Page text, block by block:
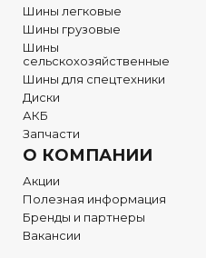
Шины легковые
Шины грузовые
Шины
сельскохозяйственные
Шины для спецтехники
Диски
АКБ
Запчасти
О КОМПАНИИ
Акции
Полезная информация
Бренды и партнеры
Вакансии